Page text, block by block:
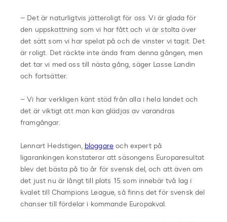
– Det är naturligtvis jätteroligt för oss. Vi är glada för
den uppskattning som vi har fått och vi är stolta över
det sätt som vi har spelat på och de vinster vi tagit. Det
är roligt. Det räckte inte ända fram denna gången, men
det tar vi med oss till nästa gång, säger Lasse Landin
och fortsätter.
– Vi har verkligen känt stöd från alla i hela landet och
det är viktigt att man kan glädjas av varandras
framgångar.
Lennart Hedstigen, bloggare och expert på
ligarankingen konstaterar att säsongens Europaresultat
blev det bästa på tio år för svensk del, och att även om
det just nu är långt till plats 15 som innebär två lag i
kvalet till Champions League, så finns det för svensk del
chanser till fördelar i kommande Europakval.